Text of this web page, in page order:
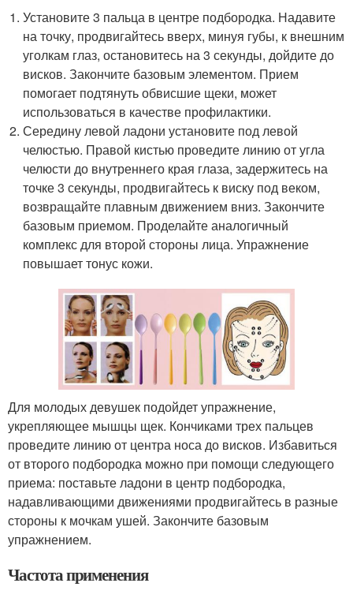
Установите 3 пальца в центре подбородка. Надавите
на точку, продвигайтесь вверх, минуя губы, к внешним
уголкам глаз, остановитесь на 3 секунды, дойдите до
висков. Закончите базовым элементом. Прием
помогает подтянуть обвисшие щеки, может
использоваться в качестве профилактики.
Середину левой ладони установите под левой
челюстью. Правой кистью проведите линию от угла
челюсти до внутреннего края глаза, задержитесь на
точке 3 секунды, продвигайтесь к виску под веком,
возвращайте плавным движением вниз. Закончите
базовым приемом. Проделайте аналогичный
комплекс для второй стороны лица. Упражнение
повышает тонус кожи.
Для молодых девушек подойдет упражнение,
укрепляющее мышцы щек. Кончиками трех пальцев
проведите линию от центра носа до висков. Избавиться
от второго подбородка можно при помощи следующего
приема: поставьте ладони в центр подбородка,
надавливающими движениями продвигайтесь в разные
стороны к мочкам ушей. Закончите базовым
упражнением.
Частота применения